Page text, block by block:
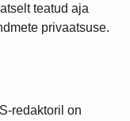
teatud aja
privaatsuse.
redaktoril on